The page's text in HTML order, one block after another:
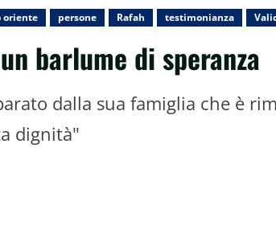
oriente persone Rafah testimonianza
barlume di speranza
dalla sua famiglia che è
dignità"